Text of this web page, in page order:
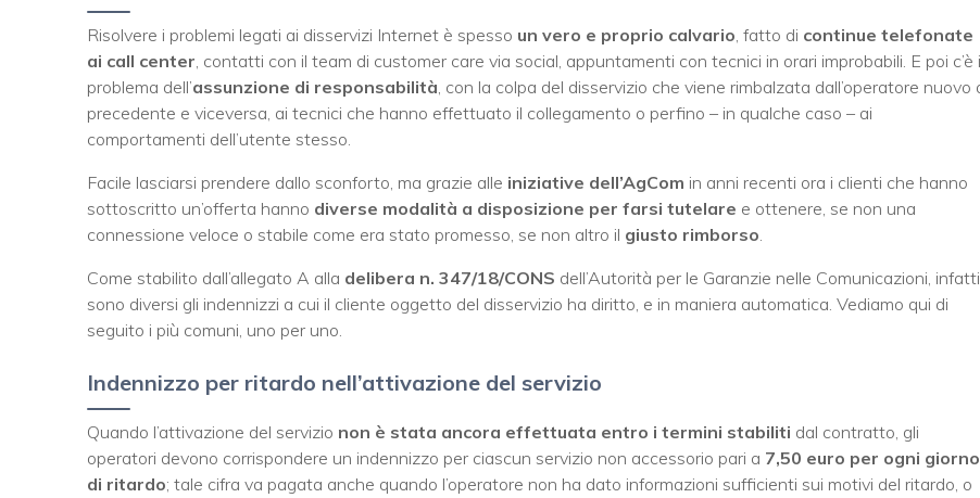
Risolvere i problemi legati ai disservizi Internet è spesso un vero e proprio calvario , fatto di continue telefonate
ai call center , contatti con il team di customer care via social, appuntamenti con tecnici in orari improbabili. E poi c’è
problema dell’assunzione di responsabilità , con la colpa del disservizio che viene rimbalzata dall’operatore nuovo
precedente e viceversa, ai tecnici che hanno effettuato il collegamento o perfino – in qualche caso – ai
comportamenti dell’utente stesso.
Facile lasciarsi prendere dallo sconforto, ma grazie alle iniziative dell’AgCom in anni recenti ora i clienti che hanno
sottoscritto un’offerta hanno diverse modalità a disposizione per farsi tutelare e ottenere, se non una
connessione veloce o stabile come era stato promesso, se non altro il giusto rimborso
Come stabilito dall’allegato A alla delibera n. 347/18/CONS dell’Autorità per le Garanzie nelle Comunicazioni, infatti,
sono diversi gli indennizzi a cui il cliente oggetto del disservizio ha diritto, e in maniera automatica. Vediamo qui di
seguito i più comuni, uno per uno.
Indennizzo per ritardo nell’attivazione del servizio
Quando l’attivazione del servizio non è stata ancora effettuata entro i termini stabiliti dal contratto, gli
operatori devono corrispondere un indennizzo per ciascun servizio non accessorio pari a 7,50 euro per ogni giorno
di ritardo; tale cifra va pagata anche quando l’operatore non ha dato informazioni sufficienti sui motivi del ritardo, o